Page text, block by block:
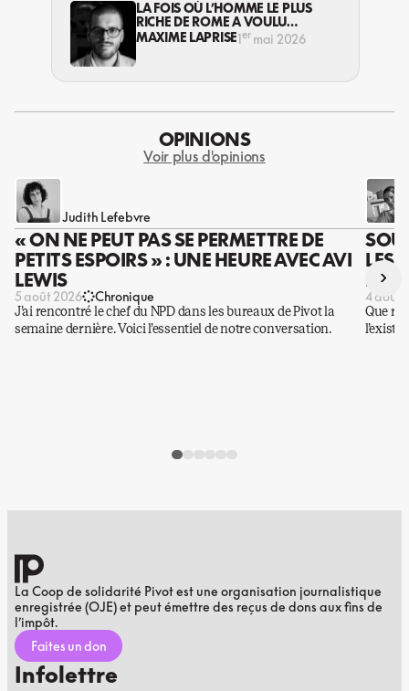
LA FOIS OÙ L’HOMME LE PLUS
RICHE DE ROME A VOULU
ENVAHIR L’IRAN
MAXIME LAPRISE1ermai 2026
OPINIONS
Voir plus d'opinions
Judith Lefebvre
« ON NE PEUT PAS SE PERMETTRE DE
PETITS ESPOIRS » : UNE HEURE AVEC AVI
LEWIS
5 août 2026 Chronique
J’ai rencontré le chef du NPD dans les bureaux de Pivot la
semaine dernière. Voici l’essentiel de notre conversation.
LES
DES
4 août
Que
›
La Coop de solidarité Pivot est une organisation journalistique
enregistrée (OJE) et peut émettre des reçus de dons aux fins de
l’impôt.
Faites un don
Infolettre